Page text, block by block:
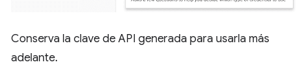
Conserva la clave de API generada para usarla más
adelante.